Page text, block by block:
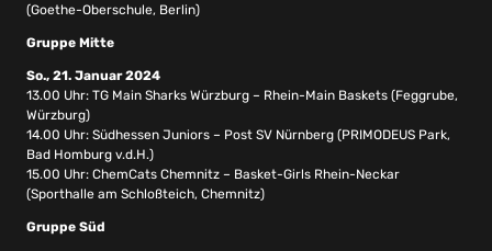
(Goethe-Oberschule, Berlin)
Gruppe Mitte
So., 21. Januar 2024
13.00 Uhr: TG Main Sharks Würzburg – Rhein-Main Baskets (Feggrube,
Würzburg)
14.00 Uhr: Südhessen Juniors – Post SV Nürnberg (PRIMODEUS Park,
Bad Homburg v.d.H.)
15.00 Uhr: ChemCats Chemnitz – Basket-Girls Rhein-Neckar
(Sporthalle am Schloßteich, Chemnitz)
Gruppe Süd